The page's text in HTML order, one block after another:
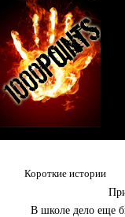
Короткие истории
В школе дело еще